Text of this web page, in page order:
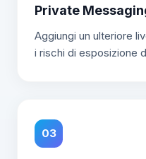
Private
Aggiungi un ulteriore
i rischi di esposizione
03